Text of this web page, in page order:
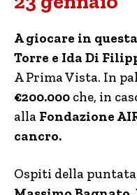
A giocare in
Torre e Ida Di
A Prima Vista. In
€200.000 che, in
alla Fondazione
cancro.
Ospiti della